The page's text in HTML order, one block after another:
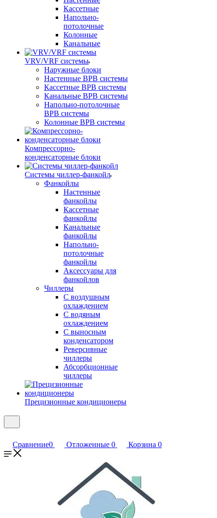
Кассетные
Напольно-
потолочные
Колонные
Канальные
VRV/VRF системы
Наружные блоки
Настенные ВРВ системы
Кассетные ВРВ системы
Канальные ВРВ системы
Напольно-потолочные
ВРВ системы
Колонные ВРВ системы
Компрессорно-
конденсаторные блоки
Системы чиллер-фанкойл
Фанкойлы
Настенные
фанкойлы
Кассетные
фанкойлы
Канальные
фанкойлы
Напольно-
потолочные
фанкойлы
Аксессуары для
фанкойлов
Чиллеры
С воздушным
охлаждением
С водяным
охлаждением
С выносным
конденсатором
Реверсивные
чиллеры
Абсорбционные
чиллеры
Прецизионные кондиционеры
Сравнение0 Отложенные 0 Корзина 0